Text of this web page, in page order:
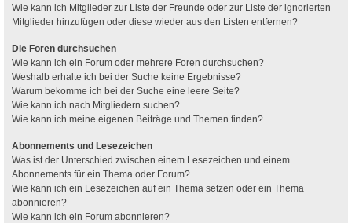
Wie kann ich Mitglieder zur Liste der Freunde oder zur Liste der ignorierten
Mitglieder hinzufügen oder diese wieder aus den Listen entfernen?
Die Foren durchsuchen
Wie kann ich ein Forum oder mehrere Foren durchsuchen?
Weshalb erhalte ich bei der Suche keine Ergebnisse?
Warum bekomme ich bei der Suche eine leere Seite?
Wie kann ich nach Mitgliedern suchen?
Wie kann ich meine eigenen Beiträge und Themen finden?
Abonnements und Lesezeichen
Was ist der Unterschied zwischen einem Lesezeichen und einem
Abonnements für ein Thema oder Forum?
Wie kann ich ein Lesezeichen auf ein Thema setzen oder ein Thema
abonnieren?
Wie kann ich ein Forum abonnieren?